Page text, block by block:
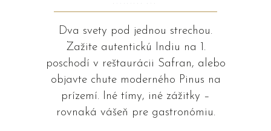
Dva svety pod jednou strechou.
Zažite autentickú Indiu na 1.
poschodí v reštaurácii Safran, alebo
objavte chute moderného Pinus na
prízemí. Iné tímy, iné zážitky –
rovnaká vášeň pre gastronómiu.